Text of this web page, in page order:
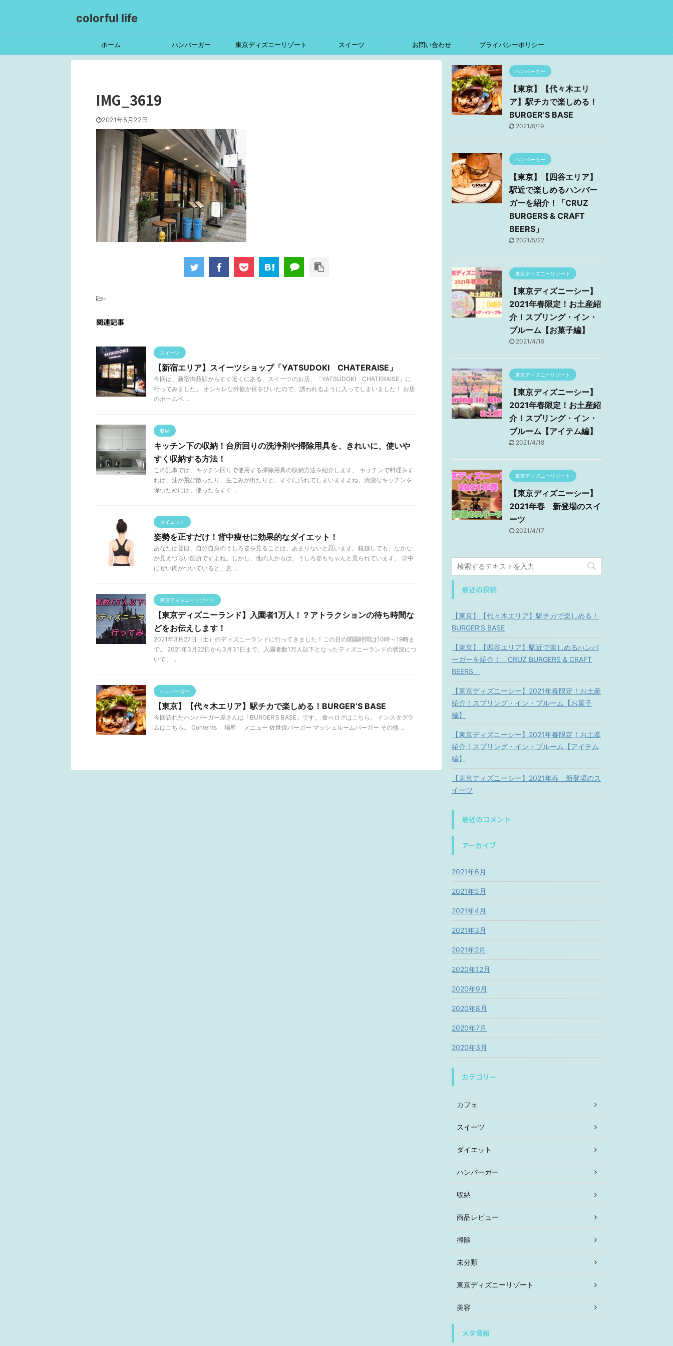
colorful life
ホーム ハンバーガー 東京ディズニーリゾート スイーツ お問い合わせ プライバシーポリシー
IMG_3619
2021年5月22日
-
関連記事
スイーツ
【新宿エリア】スイーツショップ「YATSUDOKI CHATERAISE」
今回は、新宿御苑駅からすぐ近くにある、スイーツのお店、「YATSUDOKI CHATERAISE」に
行ってみました。 オシャレな外観が目をひいたので、誘われるように入ってしまいました！ お店
のホームペ ...
収納
キッチン下の収納！台所回りの洗浄剤や掃除用具を、きれいに、使いや
すく収納する方法！
この記事では、キッチン回りで使用する掃除用具の収納方法を紹介します。 キッチンで料理をす
れば、油が飛び散ったり、生ごみが出たりと、すぐに汚れてしまいますよね。清潔なキッチンを
保つためには、使ったらすぐ ...
ダイエット
姿勢を正すだけ！背中痩せに効果的なダイエット！
あなたは普段、自分自身のうしろ姿を見ることは、あまりないと思います。鏡越しでも、なかな
か見えづらい箇所ですよね。しかし、他の人からは、うしろ姿もちゃんと見られています。 背中
にぜい肉がついていると、意 ...
東京ディズニーリゾート
【東京ディズニーランド】入園者1万人！？アトラクションの待ち時間な
どをお伝えします！
2021年3月27日（土）のディズニーランドに行ってきました！この日の開園時間は10時～19時ま
で。 2021年3月22日から3月31日まで、入園者数1万人以下となったディズニーランドの状況につ
いて、 ...
ハンバーガー
【東京】【代々木エリア】駅チカで楽しめる！BURGER’S BASE
今回訪れたハンバーガー屋さんは「BURGER’S BASE」です。 食べログはこちら。 インスタグラ
ムはこちら。 Contents 場所 メニュー 佐世保バーガー マッシュルームバーガー その他 ...
ハンバーガー
【東京】【代々木エリ
ア】駅チカで楽しめる！
BURGER’S BASE
2021/6/19
ハンバーガー
【東京】【四谷エリア】
駅近で楽しめるハンバー
ガーを紹介！「CRUZ
BURGERS & CRAFT
BEERS」
2021/5/22
東京ディズニーリゾート
【東京ディズニーシー】
2021年春限定！お土産紹
介！スプリング・イン・
ブルーム【お菓子編】
2021/4/19
東京ディズニーリゾート
【東京ディズニーシー】
2021年春限定！お土産紹
介！スプリング・イン・
ブルーム【アイテム編】
2021/4/18
東京ディズニーリゾート
【東京ディズニーシー】
2021年春 新登場のスイ
ーツ
2021/4/17
最近の投稿
【東京】【代々木エリア】駅チカで楽しめる！
BURGER’S BASE
【東京】【四谷エリア】駅近で楽しめるハンバ
ーガーを紹介！「CRUZ BURGERS & CRAFT
BEERS」
【東京ディズニーシー】2021年春限定！お土産
紹介！スプリング・イン・ブルーム【お菓子
編】
【東京ディズニーシー】2021年春限定！お土産
紹介！スプリング・イン・ブルーム【アイテム
編】
【東京ディズニーシー】2021年春 新登場のス
イーツ
最近のコメント
アーカイブ
2021年6月
2021年5月
2021年4月
2021年3月
2021年2月
2020年12月
2020年9月
2020年8月
2020年7月
2020年3月
カテゴリー
カフェ
スイーツ
ダイエット
ハンバーガー
収納
商品レビュー
掃除
未分類
東京ディズニーリゾート
美容
メタ情報